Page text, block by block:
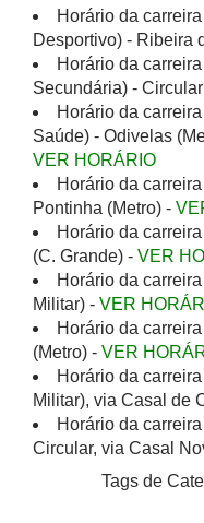
Horário da
Desportivo) - Ribeira
Horário da
Secundária) -
Horário da
Saúde) - Odivelas
VER HORÁRIO
Horário da
Pontinha (Metro) -
Horário da
(C. Grande) - VER
Horário da
Militar) - VER
Horário da
(Metro) - VER
Horário da
Militar), via Casal de
Horário da
Circular, via Casal
Tags de